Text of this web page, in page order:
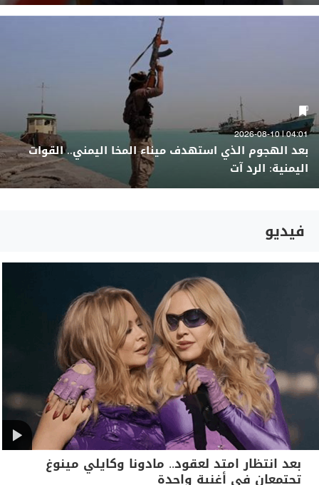
04:01 | 2026-08-10
بعد الهجوم الذي استهدف ميناء المخا اليمني.. القوات
اليمنية: الرد آت
فيديو
بعد انتظار امتد لعقود.. مادونا وكايلي مينوغ
تجتمعان في أغنية واحدة